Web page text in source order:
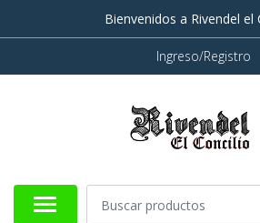
Bienvenidos a Rivendel el
Ingreso/Registro